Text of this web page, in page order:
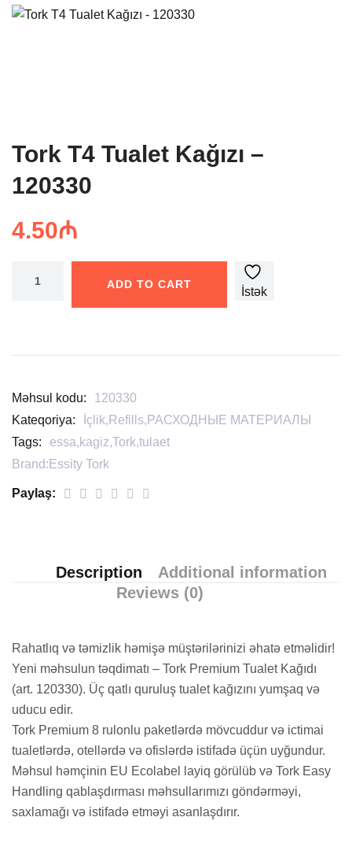
Tork T4 Tualet Kağızı –
120330
4.50₼
ADD TO CART
İstək
edin
Məhsul kodu:
120330
Kateqoriya:
İçlik, Refills, РАСХОДНЫЕ МАТЕРИАЛЫ
Tags:
essa,kagiz,Tork,tulaet
Brand: Essity Tork
Paylaş:
Description
Additional information
Reviews (0)
Rahatlıq və təmizlik həmişə müştərilərinizi əhatə etməlidir!
Yeni məhsulun təqdimatı – Tork Premium Tualet Kağıdı
(art. 120330). Üç qatlı quruluş tualet kağızını yumşaq və
uducu edir.
Tork Premium 8 rulonlu paketlərdə mövcuddur və ictimai
tualetlərdə, otellərdə və ofislərdə istifadə üçün uyğundur.
Məhsul həmçinin EU Ecolabel layiq görülüb və Tork Easy
Handling qablaşdırması məhsullarımızı göndərməyi,
saxlamağı və istifadə etməyi asanlaşdırır.